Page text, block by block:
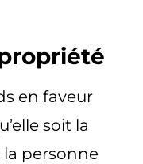
en faveur
soit la
la personne